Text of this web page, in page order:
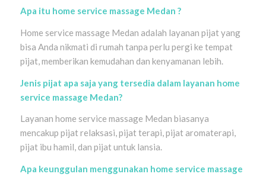
Apa itu home service massage Medan ?
Home service massage Medan adalah layanan pijat yang
bisa Anda nikmati di rumah tanpa perlu pergi ke tempat
pijat, memberikan kemudahan dan kenyamanan lebih.
Jenis pijat apa saja yang tersedia dalam layanan home
service massage Medan?
Layanan home service massage Medan biasanya
mencakup pijat relaksasi, pijat terapi, pijat aromaterapi,
pijat ibu hamil, dan pijat untuk lansia.
Apa keunggulan menggunakan home service massage